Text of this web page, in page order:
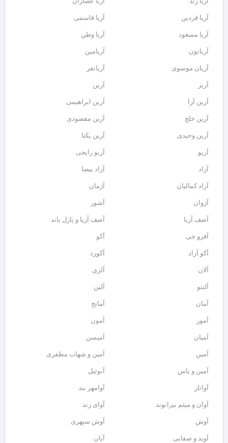
آریا فردین آریا قاسمی
آریا مسعود آریا وطن
آریاتون آریامین
آریان موسوی آریانفر
آریز آرین
آرین آرا آرین ابراهیمی
آرین خلج آرین مقصودی
آرین وحیدی آرین یکتا
آریو آریو رایجی
آزاد آزاد بیضا
آزاد کمالیان آژمان
آژوان آشور
آصف آریا آصف آریا و پازل باند
آفرو جی آکو
آکو آزاد آکورد
آلان آلزی
آلنتو آلین
آمان آمانج
آمور آمون
آمیان آمیسن
آمین آمین و شهاب مظفری
آمین و یاس آنوئیل
آواتار آوامهر بند
آوان و میثم بیرانوند آوای زند
آوش آوش سپهری
آوید و صفایی آیان